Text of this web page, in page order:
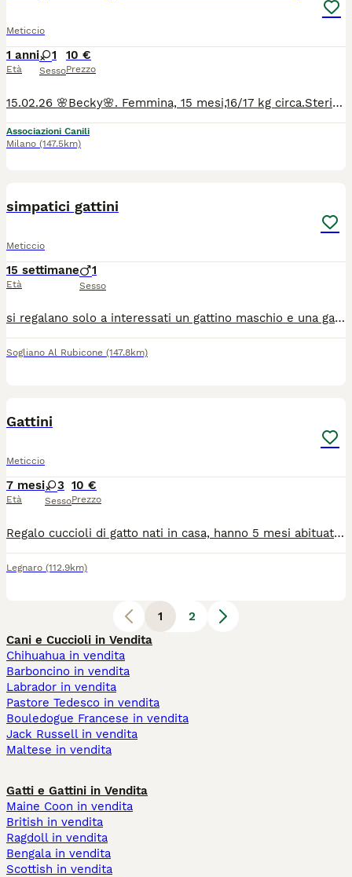
Meticcio
1 anni
Età
1
Sesso
10 €
Prezzo
15.02.26 🌸Becky🌸. Femmina, 15 mesi,16/17 kg circa.Sterilizzata. Vaccinata. Buona , le piacciono le coccole. Lei arriva da un passato difficile. Si cerca per lei una mamma che possa farle dimenticare il suo passato. Visibile a Bergamo dove attualmente si trova in stallo a pagamento. Verrà data in adozione solo al completamento dell'iter di adozione. Il costo dell'intero trasporto e microchip è a carico dell'adottante.Per info WhatsApp 3392619577.
Associazioni Canili
Milano (147.5km)
simpatici gattini
Meticcio
15 settimane
Età
1
Sesso
si regalano solo a interessati un gattino maschio e una gattina nera di circa due mesi . zone limitrofe vicino a Calisese di Cesena
Sogliano Al Rubicone (147.8km)
Gattini
Meticcio
7 mesi
Età
3
Sesso
10 €
Prezzo
Regalo cuccioli di gatto nati in casa, hanno 5 mesi abituati alla lettiera e al tiragraffi, li regalo per mancanza ti tempo avendo già parecchi animali. Socializzati anche con i cani e super affettuosi con le persone. Possibilità di consegna in zone limitrofe. Per maggiori info non esitate a contattarmi al 3459939454
Legnaro (112.9km)
1
2
Cani e Cuccioli in Vendita
Chihuahua in vendita
Barboncino in vendita
Labrador in vendita
Pastore Tedesco in vendita
Bouledogue Francese in vendita
Jack Russell in vendita
Maltese in vendita
Gatti e Gattini in Vendita
Maine Coon in vendita
British in vendita
Ragdoll in vendita
Bengala in vendita
Scottish in vendita